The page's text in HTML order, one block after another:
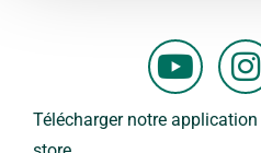
Y
o
u
I
s
Télécharger notre